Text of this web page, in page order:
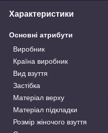
Характеристики
Основні атрибути
Виробник
Країна виробник
Вид взуття
Застібка
Матеріал верху
Матеріал підкладки
Розмір жіночого взуття